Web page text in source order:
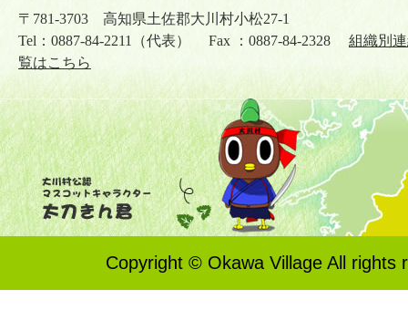
〒781-3703 高知県土佐郡大川村小松27-1
Tel：0887-84-2211（代表） Fax ：0887-84-2328 組織別
覧はこちら
Copyright © Okawa Village All rights